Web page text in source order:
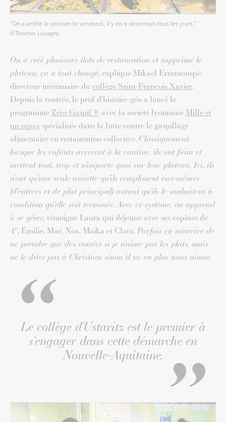
"On a arrêté le poisson le vendredi, il y en a désormais tous les jours."
©Thomas Louapre
On a créé plusieurs îlots de restauration et supprimé le
plateau, ça a tout changé, explique Mikael Erramouspé,
directeur intérimaire du collège Saint-François Xavier.
Depuis la rentrée, le prof d’histoire-géo a lancé le
programme Zéro Gaspil’® avec la société lyonnaise Mille et
un repasspécialisée dans la lutte contre le gaspillage
alimentaire en restauration collective. Classiquement,
lorsque les enfants arrivent à la cantine, ils ont faim et
mettent tout, trop et n’importe quoi sur leur plateau. Ici, ils
n’ont qu’une seule assiette qu’ils remplissent eux-mêmes
(d’entrées et de plat principal) autant qu’ils le souhaitent à
condition qu’elle soit terminée. Avec ce système, on apprend
à se gérer, témoigne Laura qui déjeune avec ses copines de
4e, Émilie, Maé, Noa, Maïka et Clara. Parfois ça m’arrive de
ne prendre que des entrées si je n’aime pas les plats, mais
ne le dites pas à Christian sinon il ne va plus nous aimer.
Le collège d’Ustaritz est le premier à
s’engager dans cette démarche en
Nouvelle-Aquitaine.